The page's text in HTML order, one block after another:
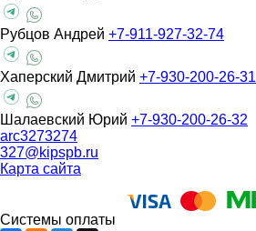
Рубцов Андрей +7-911-927-32-74
Хаперский Дмитрий +7-930-200-26-31
Шалаевский Юрий +7-930-200-26-32
arc3273274
327@kipspb.ru
Карта сайта
Системы оплаты